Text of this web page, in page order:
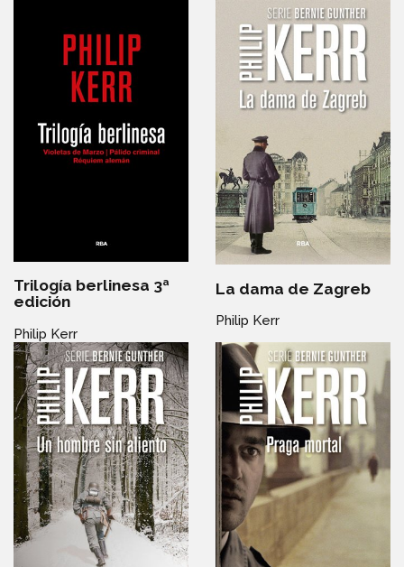
Trilogía berlinesa 3ª
edición
Philip Kerr
La dama de Zagreb
Philip Kerr